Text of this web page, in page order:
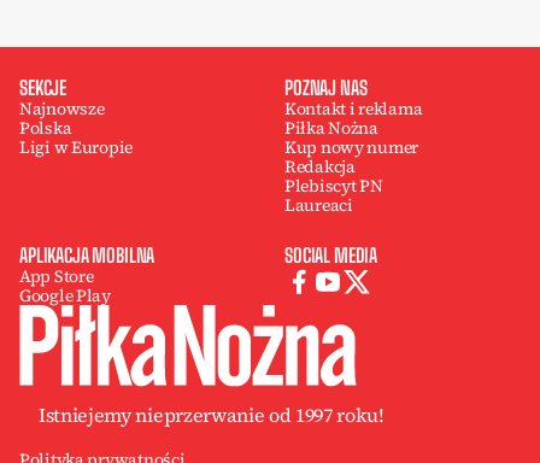
SEKCJE
Najnowsze
Polska
Ligi w Europie
POZNAJ NAS
Kontakt i reklama
Piłka Nożna
Kup nowy numer
Redakcja
Plebiscyt PN
Laureaci
APLIKACJA MOBILNA
App Store
Google Play
SOCIAL MEDIA
Istniejemy nieprzerwanie od 1997 roku!